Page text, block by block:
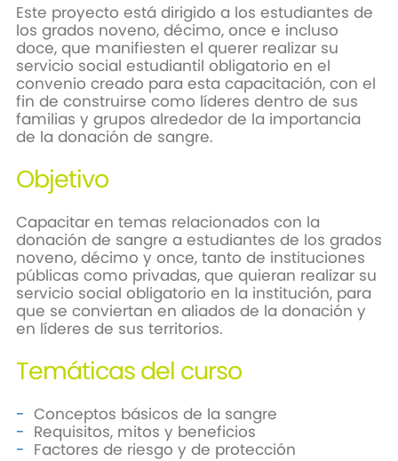
Este proyecto está dirigido a los estudiantes de
los grados noveno, décimo, once e incluso
doce, que manifiesten el querer realizar su
servicio social estudiantil obligatorio en el
convenio creado para esta capacitación, con el
fin de construirse como líderes dentro de sus
familias y grupos alrededor de la importancia
de la donación de sangre.
Objetivo
Capacitar en temas relacionados con la
donación de sangre a estudiantes de los grados
noveno, décimo y once, tanto de instituciones
públicas como privadas, que quieran realizar su
servicio social obligatorio en la institución, para
que se conviertan en aliados de la donación y
en líderes de sus territorios.
Temáticas del curso
Conceptos básicos de la sangre
Requisitos, mitos y beneficios
Factores de riesgo y de protección